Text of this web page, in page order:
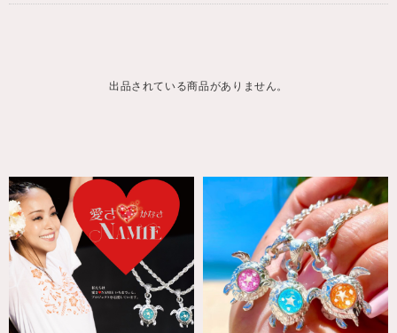
出品されている商品がありません。